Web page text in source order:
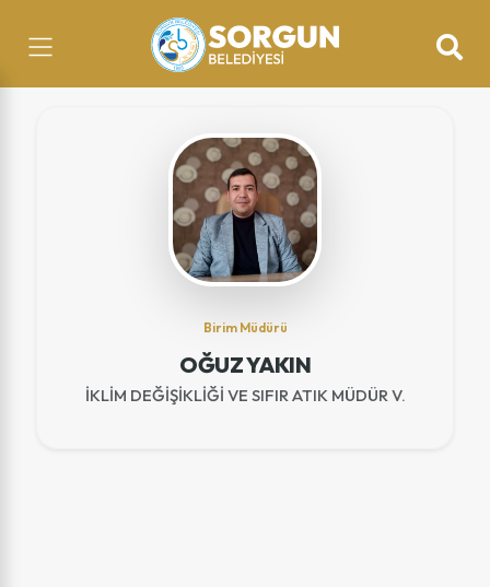
Birim Müdürü
OĞUZ YAKIN
İKLİM DEĞİŞİKLİĞİ VE SIFIR ATIK MÜDÜR V.